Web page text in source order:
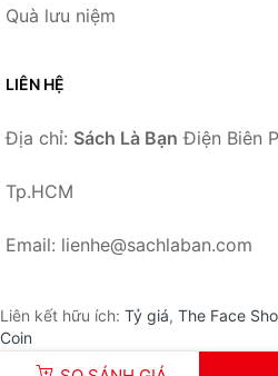
Quà lưu niệm
LIÊN HỆ
Địa chỉ: Sách Là Bạn Điện Biên
Tp.HCM
Email: lienhe@sachlaban.com
Liên kết hữu ích: Tỷ giá, The Face
Coin